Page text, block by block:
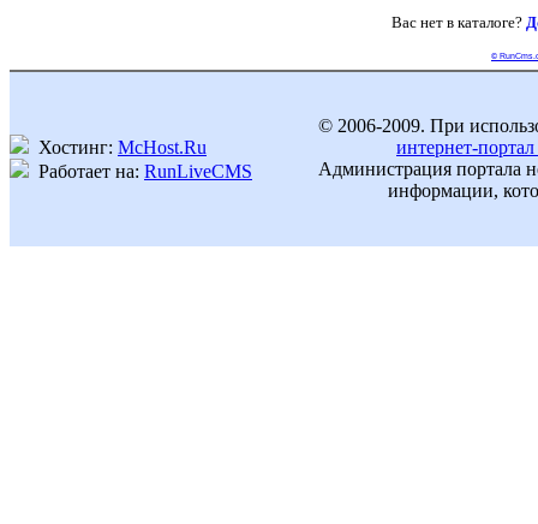
Вас нет в каталоге?
©
Хостинг: McHost.Ru
Работает на: RunLiveCMS
© 2006-2009. При
интернет-
Администрация портала
информации,